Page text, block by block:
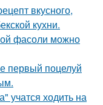
вкусного,
кухни.
фасоли можно
первый поцелуй
учатся ходить на